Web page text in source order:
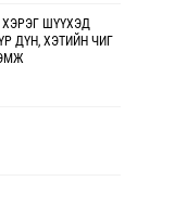
ХЭРЭГ ШҮҮХЭД
ДҮН, ХЭТИЙН ЧИГ